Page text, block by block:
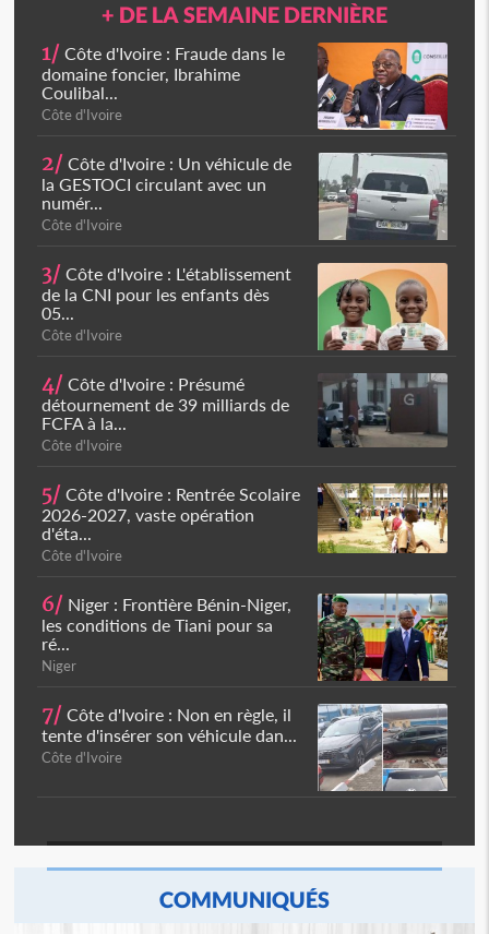
+ DE LA SEMAINE DERNIÈRE
1/ Côte d'Ivoire : Fraude dans le
domaine foncier, Ibrahime
Coulibal...
Côte d'Ivoire
2/ Côte d'Ivoire : Un véhicule de
la GESTOCI circulant avec un
numér...
Côte d'Ivoire
3/ Côte d'Ivoire : L'établissement
de la CNI pour les enfants dès
05...
Côte d'Ivoire
4/ Côte d'Ivoire : Présumé
détournement de 39 milliards de
FCFA à la...
Côte d'Ivoire
5/ Côte d'Ivoire : Rentrée Scolaire
2026-2027, vaste opération
d'éta...
Côte d'Ivoire
6/ Niger : Frontière Bénin-Niger,
les conditions de Tiani pour sa
ré...
Niger
7/ Côte d'Ivoire : Non en règle, il
tente d'insérer son véhicule dan...
Côte d'Ivoire
COMMUNIQUÉS